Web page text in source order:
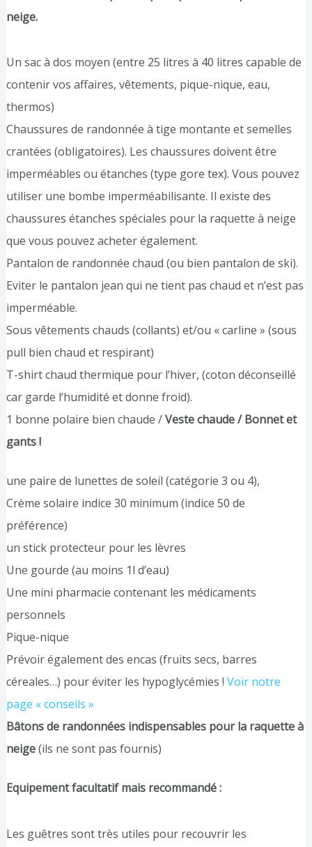
neige.
Un sac à dos moyen (entre 25 litres à 40 litres capable de
contenir vos affaires, vêtements, pique-nique, eau,
thermos)
Chaussures de randonnée à tige montante et semelles
crantées (obligatoires). Les chaussures doivent être
imperméables ou étanches (type gore tex). Vous pouvez
utiliser une bombe imperméabilisante. Il existe des
chaussures étanches spéciales pour la raquette à neige
que vous pouvez acheter également.
Pantalon de randonnée chaud (ou bien pantalon de ski).
Eviter le pantalon jean qui ne tient pas chaud et n’est pas
imperméable.
Sous vêtements chauds (collants) et/ou « carline » (sous
pull bien chaud et respirant)
T-shirt chaud thermique pour l’hiver, (coton déconseillé
car garde l’humidité et donne froid).
1 bonne polaire bien chaude /Veste chaude / Bonnet et
gants !
une paire de lunettes de soleil (catégorie 3 ou 4),
Crème solaire indice 30 minimum (indice 50 de
préférence)
un stick protecteur pour les lèvres
Une gourde (au moins 1l d’eau)
Une mini pharmacie contenant les médicaments
personnels
Pique-nique
Prévoir également des encas (fruits secs, barres
céreales…) pour éviter les hypoglycémies ! Voir notre
page « conseils »
Bâtons de randonnées indispensables pour la raquette à
neige(ils ne sont pas fournis)
Equipement facultatif mais recommandé :
Les guêtres sont très utiles pour recouvrir les